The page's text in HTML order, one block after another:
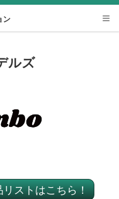
ン
ルズ
ストはこちら！